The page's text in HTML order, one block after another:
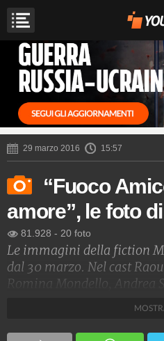
29 marzo 2016 15:57
“Fuoco
amore”, le foto
81.928 - 20 foto
Le immagini della fiction
dal 30 marzo. Nel cast
Romina Mondello, Andrea
Spettacolo Fanpage